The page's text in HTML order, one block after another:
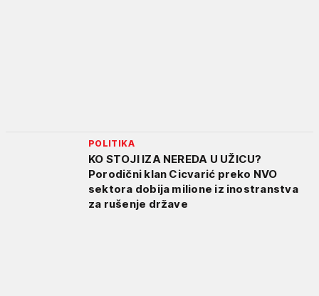
POLITIKA
KO STOJI IZA NEREDA U UŽICU?
Porodični klan Cicvarić preko NVO
sektora dobija milione iz inostranstva
za rušenje države